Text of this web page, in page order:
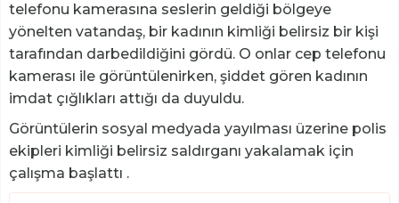
telefonu kamerasına seslerin geldiği bölgeye
yönelten vatandaş, bir kadının kimliği belirsiz bir kişi
tarafından darbedildiğini gördü. O onlar cep telefonu
kamerası ile görüntülenirken, şiddet gören kadının
imdat çığlıkları attığı da duyuldu.
Görüntülerin sosyal medyada yayılması üzerine polis
ekipleri kimliği belirsiz saldırganı yakalamak için
çalışma başlattı .